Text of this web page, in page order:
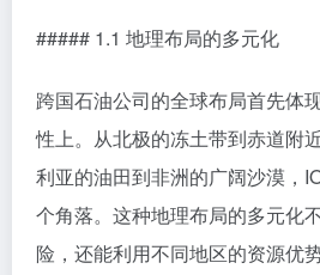
##### 1.1 地理布局的多元化
跨国石油公司的全球布局首先体
性上。从北极的冻土带到赤道附
利亚的油田到非洲的广阔沙漠，
个角落。这种地理布局的多元化
险，还能利用不同地区的资源优